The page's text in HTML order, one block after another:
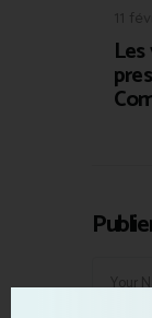
11